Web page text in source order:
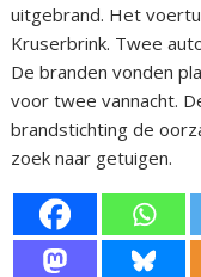
uitgebrand. Het
Kruserbrink. Twee
De branden vonden
voor twee vannacht.
brandstichting de
zoek naar getuigen.